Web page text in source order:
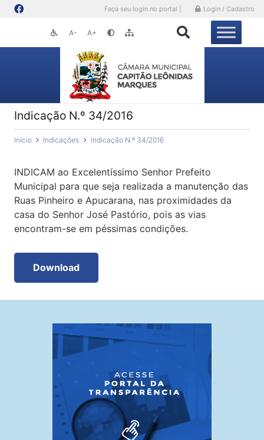
Faça seu login no portal | Login / Cadastro
A- A+
Indicação N.º 34/2016
Início Indicações Indicação N.º 34/2016
INDICAM ao Excelentíssimo Senhor Prefeito
Municipal para que seja realizada a manutenção das
Ruas Pinheiro e Apucarana, nas proximidades da
casa do Senhor José Pastório, pois as vias
encontram-se em péssimas condições.
Download